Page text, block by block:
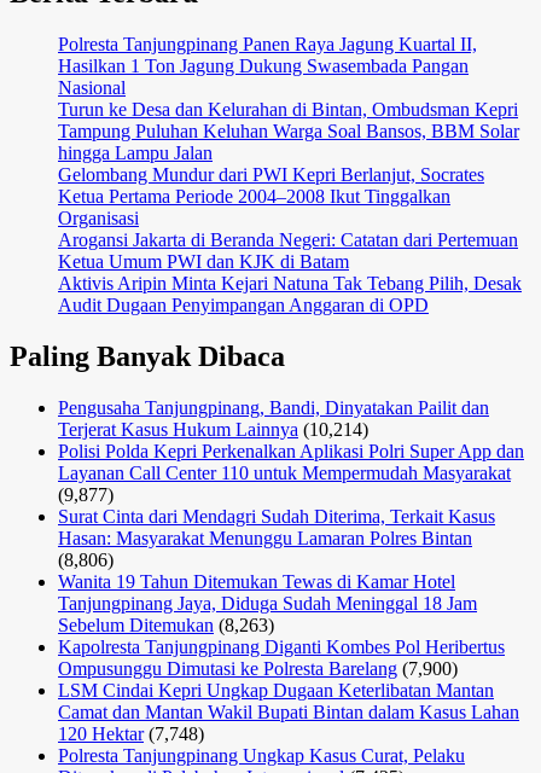
Polresta Tanjungpinang Panen Raya Jagung Kuartal II,
Hasilkan 1 Ton Jagung Dukung Swasembada Pangan
Nasional
Turun ke Desa dan Kelurahan di Bintan, Ombudsman Kepri
Tampung Puluhan Keluhan Warga Soal Bansos, BBM Solar
hingga Lampu Jalan
Gelombang Mundur dari PWI Kepri Berlanjut, Socrates
Ketua Pertama Periode 2004–2008 Ikut Tinggalkan
Organisasi
Arogansi Jakarta di Beranda Negeri: Catatan dari Pertemuan
Ketua Umum PWI dan KJK di Batam
Aktivis Aripin Minta Kejari Natuna Tak Tebang Pilih, Desak
Audit Dugaan Penyimpangan Anggaran di OPD
Paling Banyak Dibaca
Pengusaha Tanjungpinang, Bandi, Dinyatakan Pailit dan
Terjerat Kasus Hukum Lainnya (10,214)
Polisi Polda Kepri Perkenalkan Aplikasi Polri Super App dan
Layanan Call Center 110 untuk Mempermudah Masyarakat
(9,877)
Surat Cinta dari Mendagri Sudah Diterima, Terkait Kasus
Hasan: Masyarakat Menunggu Lamaran Polres Bintan
(8,806)
Wanita 19 Tahun Ditemukan Tewas di Kamar Hotel
Tanjungpinang Jaya, Diduga Sudah Meninggal 18 Jam
Sebelum Ditemukan (8,263)
Kapolresta Tanjungpinang Diganti Kombes Pol Heribertus
Ompusunggu Dimutasi ke Polresta Barelang (7,900)
LSM Cindai Kepri Ungkap Dugaan Keterlibatan Mantan
Camat dan Mantan Wakil Bupati Bintan dalam Kasus Lahan
120 Hektar (7,748)
Polresta Tanjungpinang Ungkap Kasus Curat, Pelaku